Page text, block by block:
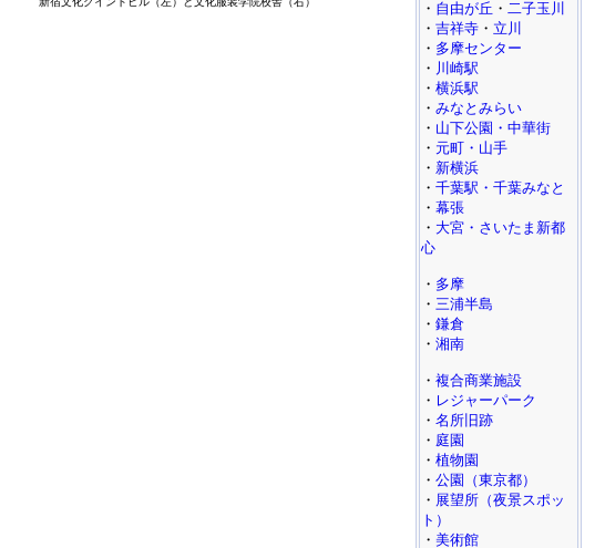
・ 自由が丘 ・ 二子玉川
・ 吉祥寺 ・ 立川
・ 多摩センター
・ 川崎駅
・ 横浜駅
・ みなとみらい
・ 山下公園・中華街
・ 元町・山手
・ 新横浜
・ 千葉駅・千葉みなと
・ 幕張
・ 大宮・さいたま新都
心
・ 多摩
・ 三浦半島
・ 鎌倉
・ 湘南
・ 複合商業施設
・ レジャーパーク
・ 名所旧跡
・ 庭園
・ 植物園
・ 公園（東京都）
・ 展望所（夜景スポッ
ト）
・ 美術館